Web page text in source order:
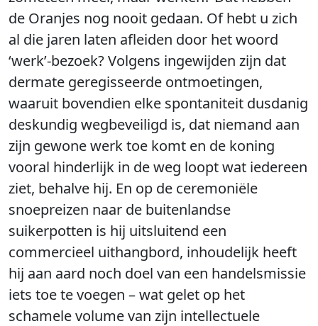
de Oranjes nog nooit gedaan. Of hebt u zich
al die jaren laten afleiden door het woord
‘werk’-bezoek? Volgens ingewijden zijn dat
dermate geregisseerde ontmoetingen,
waaruit bovendien elke spontaniteit dusdanig
deskundig wegbeveiligd is, dat niemand aan
zijn gewone werk toe komt en de koning
vooral hinderlijk in de weg loopt wat iedereen
ziet, behalve hij. En op de ceremoniële
snoepreizen naar de buitenlandse
suikerpotten is hij uitsluitend een
commercieel uithangbord, inhoudelijk heeft
hij aan aard noch doel van een handelsmissie
iets toe te voegen – wat gelet op het
schamele volume van zijn intellectuele